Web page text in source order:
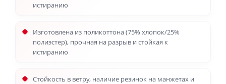
истиранию
Изготовлена из поликоттона (75% хлопок/25%
полиэстер), прочная на разрыв и стойкая к
истиранию
Стойкость в ветру, наличие резинок на манжетах и